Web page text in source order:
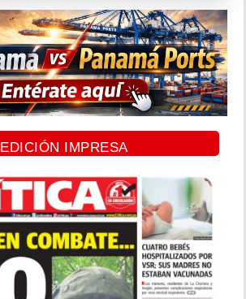
EDICIÓN IMPRESA